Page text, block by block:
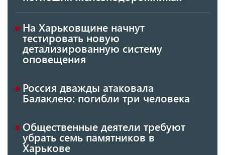
На Харьковщине начнут
тестировать новую
детализированную систему
оповещения
Россия дважды атаковала
Балаклею: погибли три человека
Общественные деятели требуют
убрать семь памятников в
Харькове